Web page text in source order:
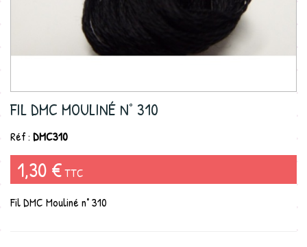
FIL DMC MOULINÉ N° 310
Réf : DMC310
1,30 €TTC
Fil DMC Mouliné n° 310